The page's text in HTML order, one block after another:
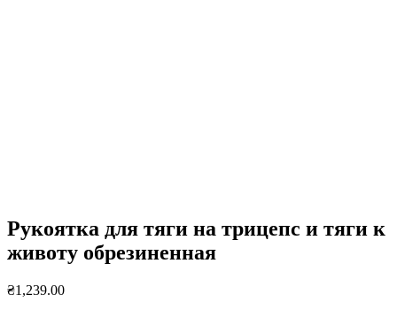
Рукоятка для тяги на трицепс и тяги к
животу обрезиненная
₴1,239.00